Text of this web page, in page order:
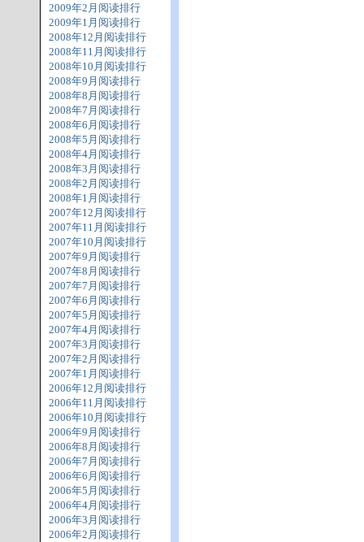
2009年2月阅读排行
2009年1月阅读排行
2008年12月阅读排行
2008年11月阅读排行
2008年10月阅读排行
2008年9月阅读排行
2008年8月阅读排行
2008年7月阅读排行
2008年6月阅读排行
2008年5月阅读排行
2008年4月阅读排行
2008年3月阅读排行
2008年2月阅读排行
2008年1月阅读排行
2007年12月阅读排行
2007年11月阅读排行
2007年10月阅读排行
2007年9月阅读排行
2007年8月阅读排行
2007年7月阅读排行
2007年6月阅读排行
2007年5月阅读排行
2007年4月阅读排行
2007年3月阅读排行
2007年2月阅读排行
2007年1月阅读排行
2006年12月阅读排行
2006年11月阅读排行
2006年10月阅读排行
2006年9月阅读排行
2006年8月阅读排行
2006年7月阅读排行
2006年6月阅读排行
2006年5月阅读排行
2006年4月阅读排行
2006年3月阅读排行
2006年2月阅读排行